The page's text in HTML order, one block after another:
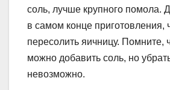
соль, лучше крупного помола.
в самом конце приготовления,
пересолить яичницу. Помните,
можно добавить соль, но
невозможно.